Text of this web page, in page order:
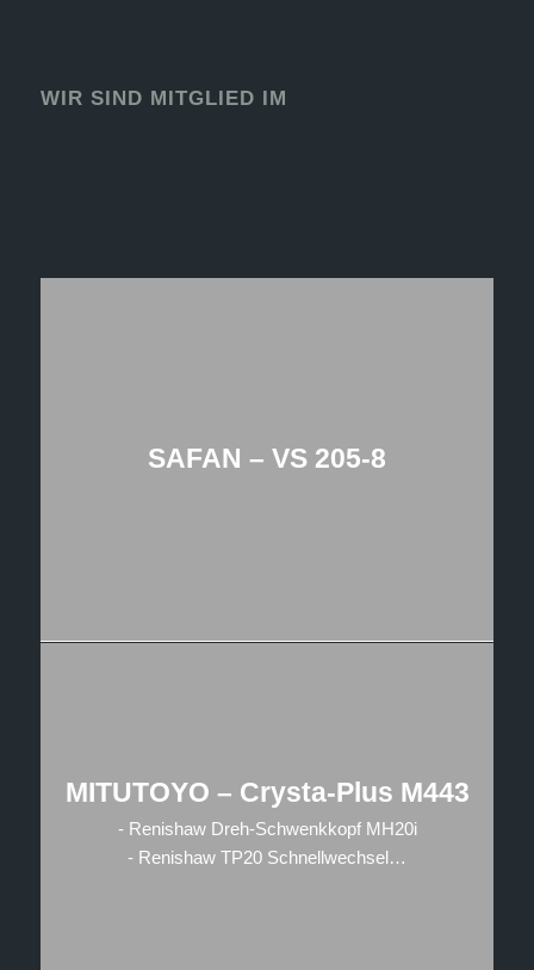
WIR SIND MITGLIED IM
SAFAN – VS 205-8
MITUTOYO – Crysta-Plus M443
- Renishaw Dreh-Schwenkkopf MH20i
- Renishaw TP20 Schnellwechsel…